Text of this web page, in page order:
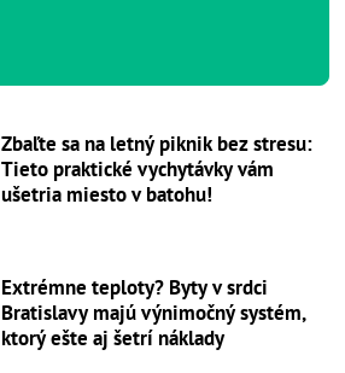
Zbaľte sa na letný piknik bez stresu:
Tieto praktické vychytávky vám
ušetria miesto v batohu!
Extrémne teploty? Byty v srdci
Bratislavy majú výnimočný systém,
ktorý ešte aj šetrí náklady